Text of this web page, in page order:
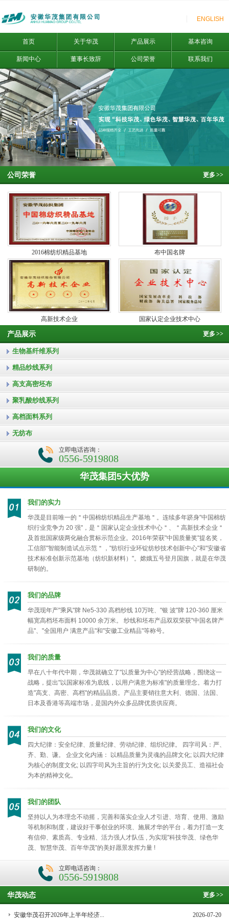
ENGLISH
首页 关于华茂 产品展示 基本咨询
新闻中心 董事长致辞 公司荣誉 联系我们
更多>>
公司荣誉
2016棉纺织精品基地 布中国名牌
高新技术企业 国家认定企业技术中心
更多>>
产品展示
生物基纤维系列
精品纱线系列
高支高密坯布
聚乳酸纱线系列
高档面料系列
无纺布
立即电话咨询：
0556-5919808
华茂集团5大优势
我们的实力
华茂是目前唯一的＂中国棉纺织精品生产基地＂。连续多年跻身"中国棉纺
织行业竞争力 20 强"，是＂国家认定企业技术中心＂、＂高新技术企业＂
及首批国家级两化融合贯标示范企业。2016年荣获"中国质量奖"提名奖，
工信部"智能制造试点示范＂，"纺织行业环锭纺纱技术创新中心"和"安徽省
技术标准创新示范基地（纺织新材料）"。嫦娥五号登月国旗，就是在华茂
研制的。
我们的品牌
华茂现年产"乘风"牌 Ne5-330 高档纱线 10万吨、"银 波"牌 120-360 厘米
幅宽高档坯布面料 10000 余万米。 纱线和坯布产品双双荣获"中国名牌产
品"、"全国用户 满意产品"和"安徽工业精品"等称号。
我们的质量
早在八十年代中期，华茂就确立了"以质量为中心"的经营战略，围绕这一
战略，提出"以国家标准为底线，以用户满意为标准"的质量理念。着力打
造"高支、高密、高档"的精品品质。产品主要销往意大利、德国、法国、
日本及香港等高端市场，是国内外众多品牌优质供应商。
我们的文化
四大纪律：安全纪律、质量纪律、劳动纪律、组织纪律。 四字司风：严、
齐、勤、谦。 企业文化内涵： 以精品质量为灵魂的品牌文化; 以四大纪律
为核心的制度文化; 以四字司风为主旨的行为文化; 以关爱员工、造福社会
为本的精神文化。
我们的团队
坚持以人为本理念不动摇，完善和落实企业人才引进、培育、使用、激励
等机制和制度，建设好干事创业的环境、施展才华的平台，着力打造一支
有信仰、素质高、专业精、活力强人才队伍 , 为实现"科技华茂、绿色华
茂、智慧华茂、百年华茂"的美好愿景发挥力量 !
立即电话咨询：
0556-5919808
更多>>
华茂动态
2026-07-20
安徽华茂召开2026年上半年经济...